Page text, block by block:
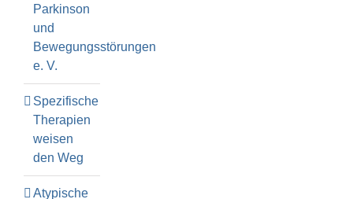
Parkinson
und
Bewegungsstörungen
e. V.
Spezifische
Therapien
weisen
den Weg
Atypische